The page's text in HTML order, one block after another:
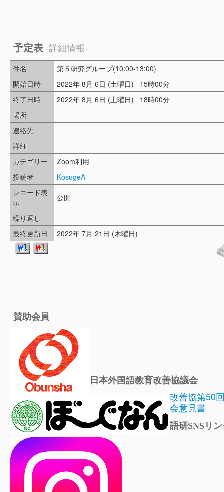
予定表 -詳細情報-
件名
第５研究グループ(10:00-13:00)
開始日時
2022年 8月 6日 (土曜日) 15時00分
終了日時
2022年 8月 6日 (土曜日) 18時00分
場所
連絡先
詳細
カテゴリー
Zoom利用
投稿者
KosugeA
レコード表
示
公開
繰り返し
最終更新日
2022年 7月 21日 (木曜日)
賛助会員
日本外国語教育改善協議会
改善協第50
会意見書
語研SNSリ